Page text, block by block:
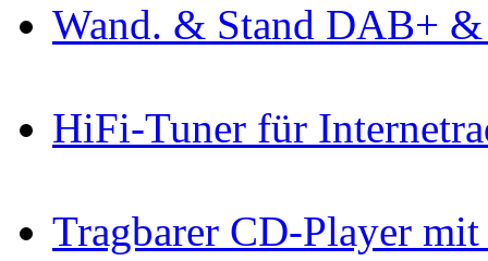
Wand. & Stand DAB+
HiFi-Tuner für
Tragbarer CD-Player